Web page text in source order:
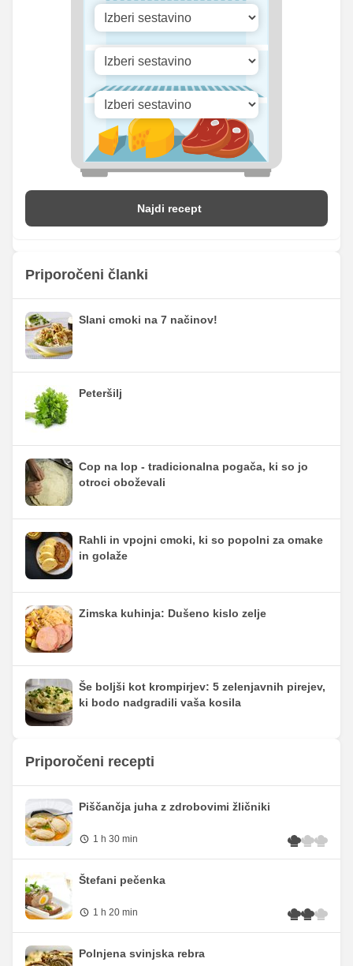
0 mg
0 mg
0 mg
0 mg
0.45 mg 0.5 mg
Najdi recept
Priporočeni članki
Slani cmoki na 7 načinov!
Peteršilj
Cop na lop - tradicionalna pogača, ki so jo
otroci oboževali
Rahli in vpojni cmoki, ki so popolni za omake
in golaže
Zimska kuhinja: Dušeno kislo zelje
Še boljši kot krompirjev: 5 zelenjavnih pirejev,
ki bodo nadgradili vaša kosila
Priporočeni recepti
Piščančja juha z zdrobovimi žličniki
1 h 30 min
Štefani pečenka
1 h 20 min
Polnjena svinjska rebra